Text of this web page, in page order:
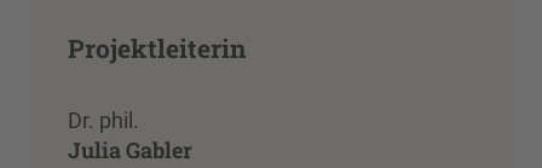
Projektleiterin
Dr. phil.
Julia Gabler